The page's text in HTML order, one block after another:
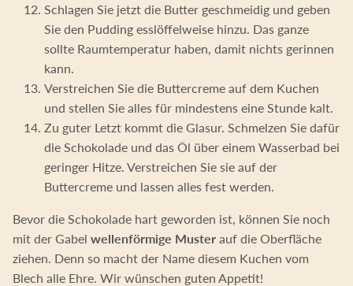
Schlagen Sie jetzt die Butter geschmeidig und geben
Sie den Pudding esslöffelweise hinzu. Das ganze
sollte Raumtemperatur haben, damit nichts gerinnen
kann.
Verstreichen Sie die Buttercreme auf dem Kuchen
und stellen Sie alles für mindestens eine Stunde kalt.
Zu guter Letzt kommt die Glasur. Schmelzen Sie dafür
die Schokolade und das Öl über einem Wasserbad bei
geringer Hitze. Verstreichen Sie sie auf der
Buttercreme und lassen alles fest werden.
Bevor die Schokolade hart geworden ist, können Sie noch
mit der Gabel wellenförmige Muster auf die Oberfläche
ziehen. Denn so macht der Name diesem Kuchen vom
Blech alle Ehre. Wir wünschen guten Appetit!